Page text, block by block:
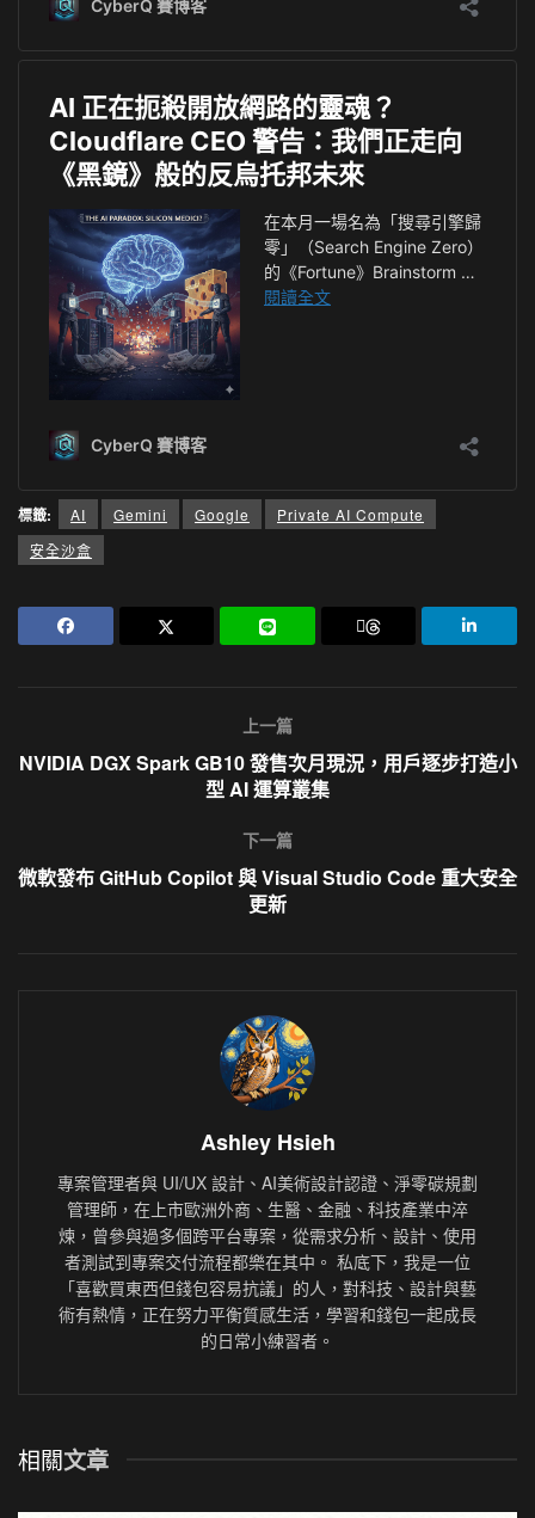
標籤: AI Gemini Google
Private AI Compute
安全沙盒
上一篇
NVIDIA DGX Spark GB10 發售次月現況，用戶逐步打造小
型 AI 運算叢集
下一篇
微軟發布 GitHub Copilot 與 Visual Studio Code 重大安全
更新
Ashley Hsieh
專案管理者與 UI/UX 設計、AI美術設計認證、淨零碳規劃
管理師，在上市歐洲外商、生醫、金融、科技產業中淬
煉，曾參與過多個跨平台專案，從需求分析、設計、使用
者測試到專案交付流程都樂在其中。 私底下，我是一位
「喜歡買東西但錢包容易抗議」的人，對科技、設計與藝
術有熱情，正在努力平衡質感生活，學習和錢包一起成長
的日常小練習者。
相關文章